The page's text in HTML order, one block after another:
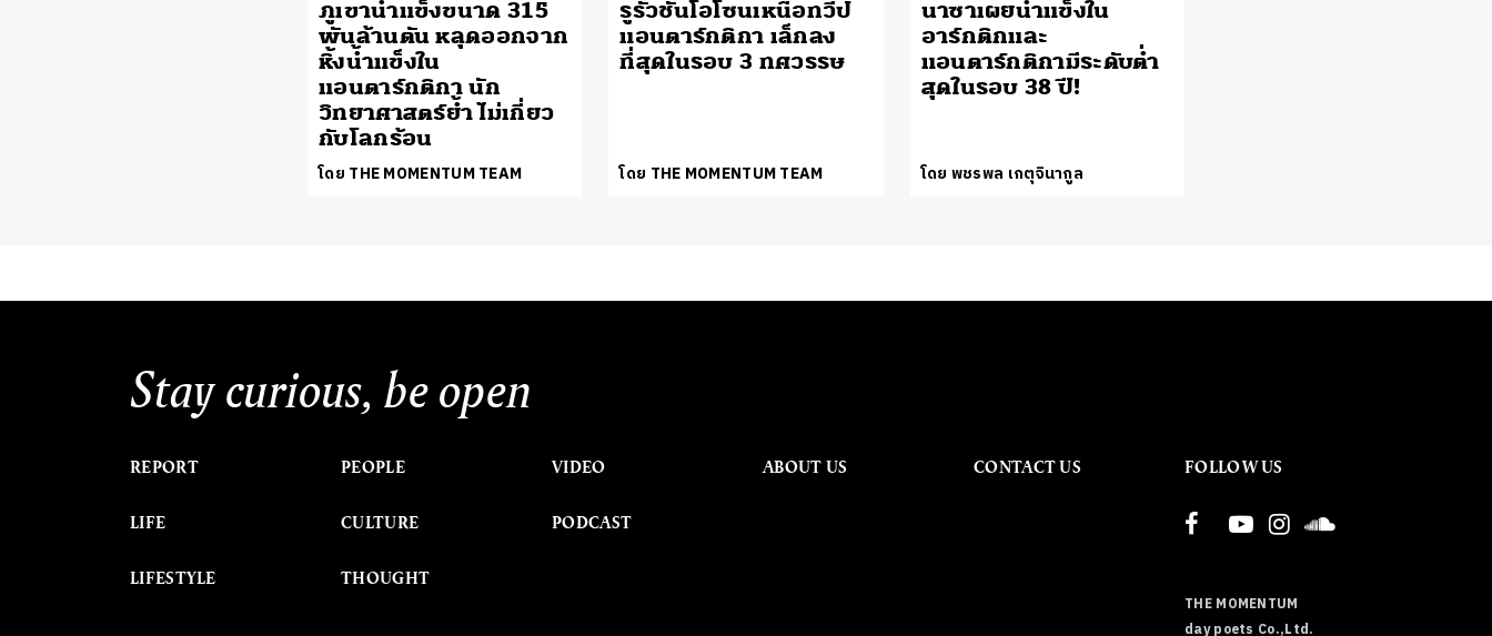
ภูเขาน้ำแข็งขนาด 315
พันล้านตัน หลุดออกจาก
หิ้งน้ำแข็งใน
แอนตาร์กติกา นัก
วิทยาศาสตร์ย้ำ ไม่เกี่ยว
กับโลกร้อน
โดย THE MOMENTUM TEAM
รูรั่วชั้นโอโซนเหนือทวีป
แอนตาร์กติกา เล็กลง
ที่สุดในรอบ 3 ทศวรรษ
โดย THE MOMENTUM TEAM
นาซาเผยน้ำแข็งใน
อาร์กติกและ
แอนตาร์กติกามีระดับต่ำ
สุดในรอบ 38 ปี!
โดย พชรพล เกตุจินากูล
Stay curious, be open
REPORT
LIFE
LIFESTYLE
PEOPLE
CULTURE
THOUGHT
VIDEO
PODCAST
ABOUT US CONTACT US FOLLOW US
THE MOMENTUM
day poets Co.,Ltd.